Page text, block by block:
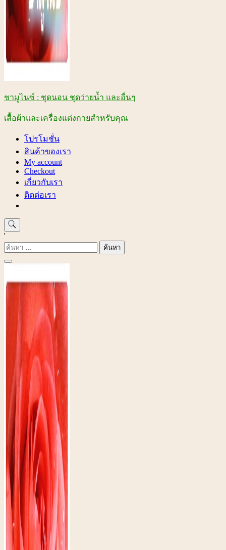
ชามูไนซ์ : ชุดนอน ชุดว่ายน้ำ และอื่นๆ
เสื้อผ้าและเครื่องแต่งกายสำหรับคุณ
โปรโมชั่น
สินค้าของเรา
My account
Checkout
เกี่ยวกับเรา
ติดต่อเรา
'
ค้นหา
สำหรับ: